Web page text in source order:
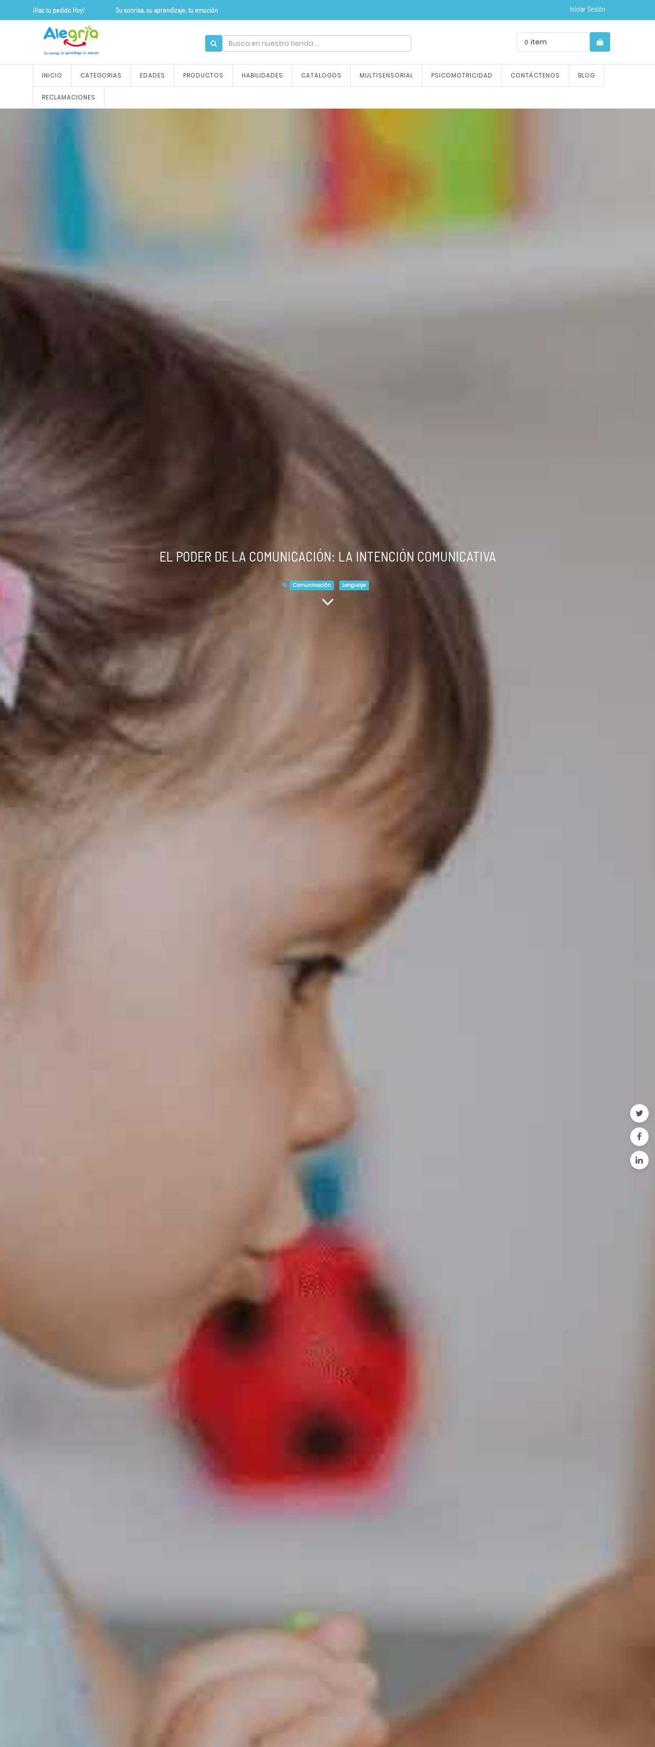
¡Haz tu pedido Hoy! Su sonrisa, su aprendizaje, tu emoción Iniciar Sesión
0 item
INICIO CATEGORIAS EDADES PRODUCTOS HABILIDADES CATALOGOS MULTISENSORIAL PSICOMOTRICIDAD CONTÁCTENOS BLOG
RECLAMACIONES
EL PODER DE LA COMUNICACIÓN: LA INTENCIÓN COMUNICATIVA
Comunicación Lenguaje